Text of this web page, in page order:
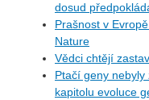
dosud
Prašnost v
Nature
Vědci chtějí
Ptačí geny nebyly
kapitolu evoluce